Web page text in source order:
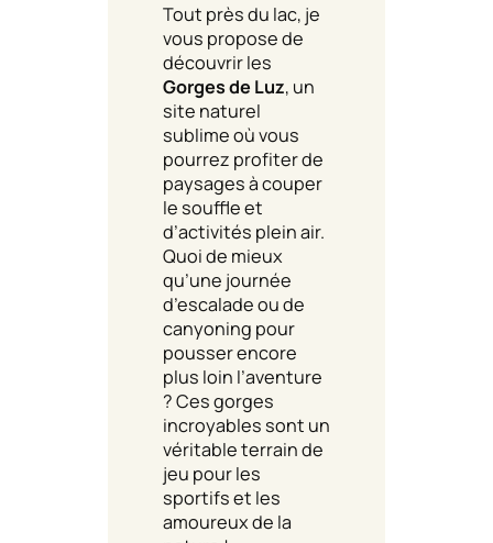
Tout près du lac, je
vous propose de
découvrir les
Gorges de Luz, un
site naturel
sublime où vous
pourrez profiter de
paysages à couper
le souffle et
d’activités plein air.
Quoi de mieux
qu’une journée
d’escalade ou de
canyoning pour
pousser encore
plus loin l’aventure
? Ces gorges
incroyables sont un
véritable terrain de
jeu pour les
sportifs et les
amoureux de la